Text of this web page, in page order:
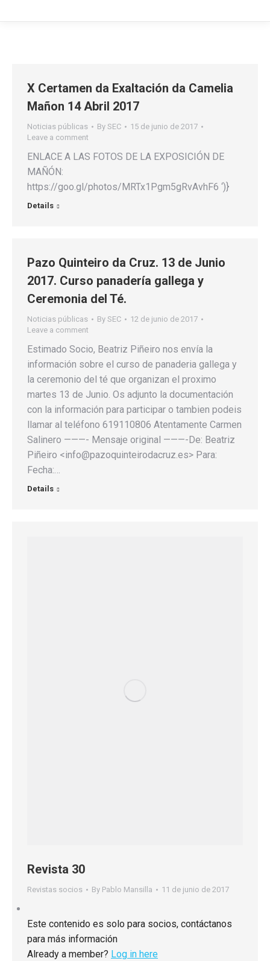
X Certamen da Exaltación da Camelia
Mañon 14 Abril 2017
Noticias públicas By SEC
15 de junio de 2017
Leave a comment
ENLACE A LAS FOTOS DE LA EXPOSICIÓN DE
MAÑÓN:
https://goo.gl/photos/MRTx1Pgm5gRvAvhF6 ‘)}
Details
Pazo Quinteiro da Cruz. 13 de Junio
2017. Curso panadería gallega y
Ceremonia del Té.
Noticias públicas By SEC
12 de junio de 2017
Leave a comment
Estimado Socio, Beatriz Piñeiro nos envía la
información sobre el curso de panaderia gallega y
la ceremonio del té que organizan el proximo
martes 13 de Junio. Os adjunto la documentación
con la información para participar o tambien podeis
llamar al teléfono 619110806 Atentamente Carmen
Salinero ———- Mensaje original ———-De: Beatriz
Piñeiro <info@pazoquinteirodacruz.es> Para:
Fecha:…
Details
Revista 30
Revistas socios By Pablo Mansilla 11 de junio de 2017
Este contenido es solo para socios, contáctanos
para más información
Already a member? Log in here